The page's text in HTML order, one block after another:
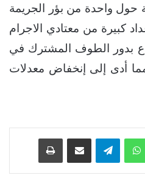
حول واحدة من بؤر الجريمة
كبيرة من معتادي الاجرام
بدور الطوف المشترك في
أدى إلى إنخفاض معدلات
واتساب تيلقرام